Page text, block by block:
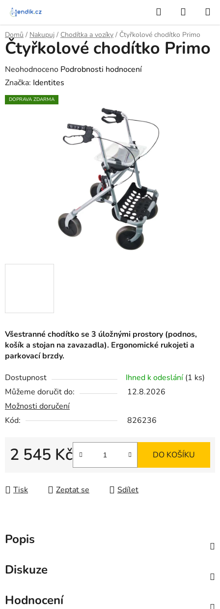
Přejít
obsah
Hledat
KOŠÍK
Domů / Nakupuj / Chodítka a vozíky / Čtyřkolové chodítko Primo
Všestranné chodítko se 3 úložnými prostory (podnos,
košík a stojan na zavazadla). Ergonomické rukojeti a
parkovací brzdy.
Dostupnost
Ihned k odeslání (1 ks)
Můžeme doručit do:
12.8.2026
Možnosti doručení
Kód:
826236
2 545 Kč DO KOŠÍKU
Tisk Zeptat se Sdílet
Čtyřkolové chodítko Primo
Průměrné
hodnocení
produktu
Neohodnoceno Podrobnosti hodnocení
Značka: Identites
DOPRAVA ZDARMA
Popis
Diskuze
Hodnocení